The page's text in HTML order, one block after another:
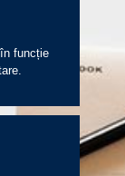
funcție